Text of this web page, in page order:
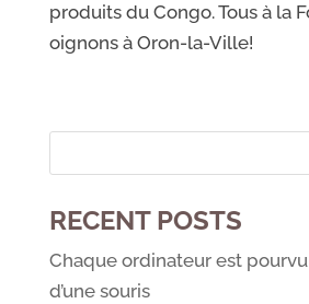
produits du Congo. Tous à la
oignons à Oron-la-Ville!
RECENT POSTS
Chaque ordinateur est pourvu
d’une souris